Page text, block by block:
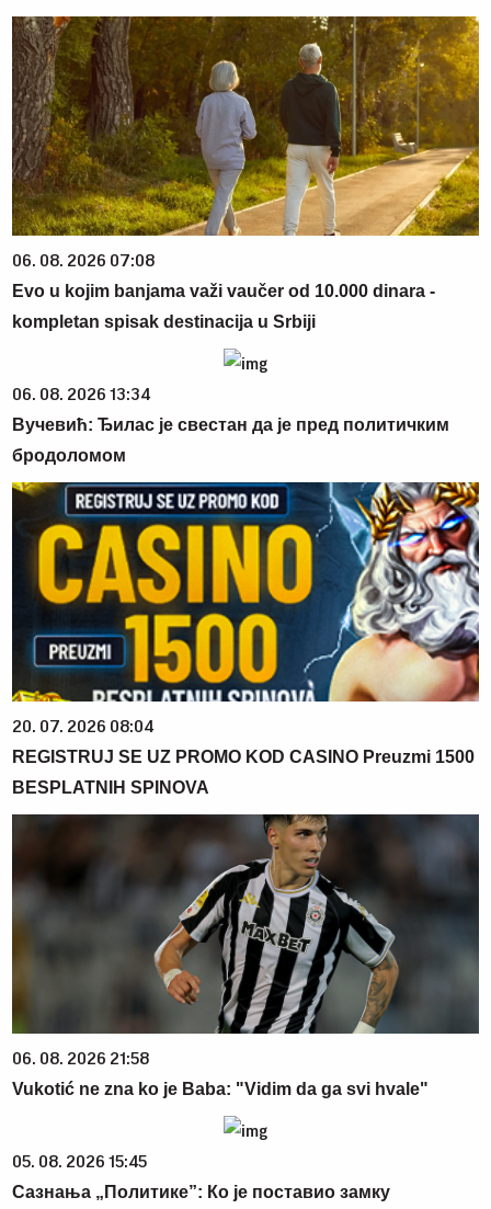
06. 08. 2026 07:08
Evo u kojim banjama važi vaučer od 10.000 dinara -
kompletan spisak destinacija u Srbiji
06. 08. 2026 13:34
Вучевић: Ђилас је свестан да је пред политичким
бродоломом
20. 07. 2026 08:04
REGISTRUJ SE UZ PROMO KOD CASINO Preuzmi 1500
BESPLATNIH SPINOVA
06. 08. 2026 21:58
Vukotić ne zna ko je Baba: "Vidim da ga svi hvale"
05. 08. 2026 15:45
Сазнања „Политике”: Ко је поставио замку